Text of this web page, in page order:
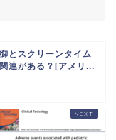
とスクリーンタイム
連がある？[アメリ...